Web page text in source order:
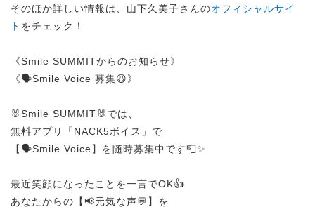
そのほか詳しい情報は、山下久美子さんのオフィシャルサイ
ト をチェック！
《Smile SUMMITからのお知らせ》
《🗣️Smile Voice 募集😆》
🐰Smile SUMMIT🐰では、
無料アプリ「NACK5ボイス」で
【🗣️Smile Voice】を随時募集中です📮✨
最近笑顔になったことを一言でOK👍
あなたからの【📢元気な声💬】を